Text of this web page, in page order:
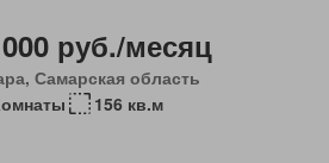
руб./месяц
Самарская область
156 кв.м